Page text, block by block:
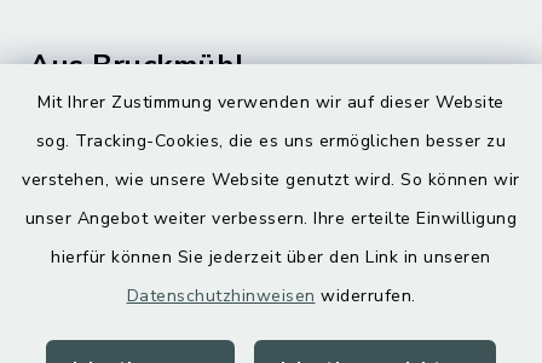
Mit Ihrer Zustimmung verwenden wir auf dieser Website
sog. Tracking-Cookies, die es uns ermöglichen besser zu
verstehen, wie unsere Website genutzt wird. So können wir
unser Angebot weiter verbessern. Ihre erteilte Einwilligung
hierfür können Sie jederzeit über den Link in unseren
Datenschutzhinweisen widerrufen.
Aus Bruckmühl
Digitaler Ortsplan